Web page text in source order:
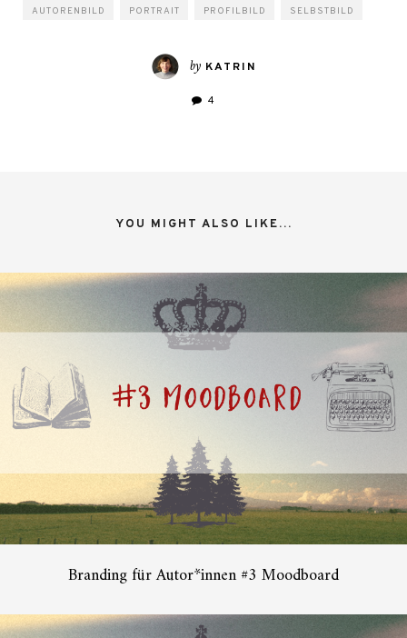
AUTORENBILD PORTRAIT PROFILBILD SELBSTBILD
by KATRIN
4
YOU MIGHT ALSO LIKE...
Branding für Autor*innen #3 Moodboard